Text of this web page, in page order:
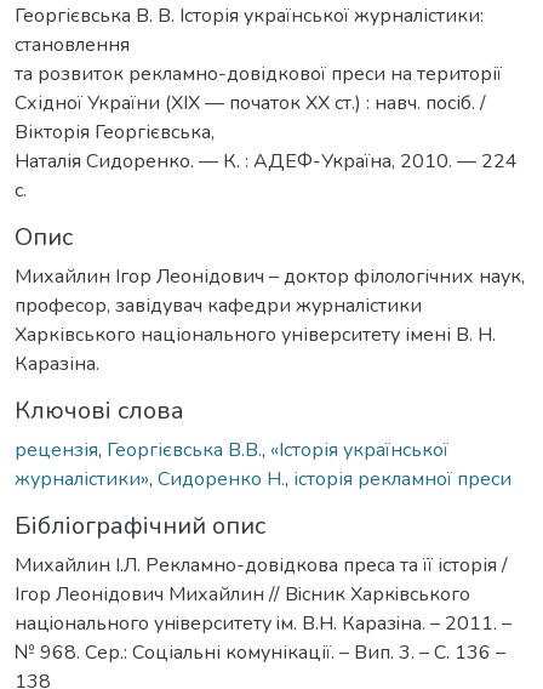
Георгієвська В. В. Історія української журналістики:
становлення
та розвиток рекламно-довідкової преси на території
Східної України (ХІХ — початок ХХ ст.) : навч. посіб. /
Вікторія Георгієвська,
Наталія Сидоренко. — К. : АДЕФ-Україна, 2010. — 224
с.
Опис
Михайлин Ігор Леонідович – доктор філологічних наук,
професор, завідувач кафедри журналістики
Харківського національного університету імені В. Н.
Каразіна.
Ключові слова
рецензія, Георгієвська В.В., «Історія української
журналістики», Сидоренко Н., історія рекламної преси
Бібліографічний опис
Михайлин І.Л. Рекламно-довідкова преса та її історія /
Ігор Леонідович Михайлин // Вiсник Харкiвського
нацiонального унiверситету iм. В.Н. Каразiна. – 2011. –
№ 968. Сер.: Соціальні комунікації. – Вип. 3. – С. 136 –
138